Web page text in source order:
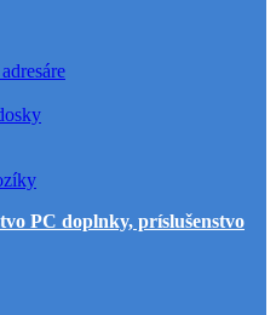
PC doplnky, príslušenstvo